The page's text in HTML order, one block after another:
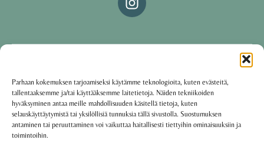
Parhaan kokemuksen tarjoamiseksi käytämme teknologioita, kuten evästeitä,
tallentaaksemme ja/tai käyttääksemme laitetietoja. Näiden tekniikoiden
hyväksyminen antaa meille mahdollisuuden käsitellä tietoja, kuten
selauskäyttäytymistä tai yksilöllisiä tunnuksia tällä sivustolla. Suostumuksen
antaminen tai peruuttaminen voi vaikuttaa haitallisesti tiettyihin ominaisuuksiin ja
toimintoihin.
Käyttöehdot·Tietosuojakäytäntö